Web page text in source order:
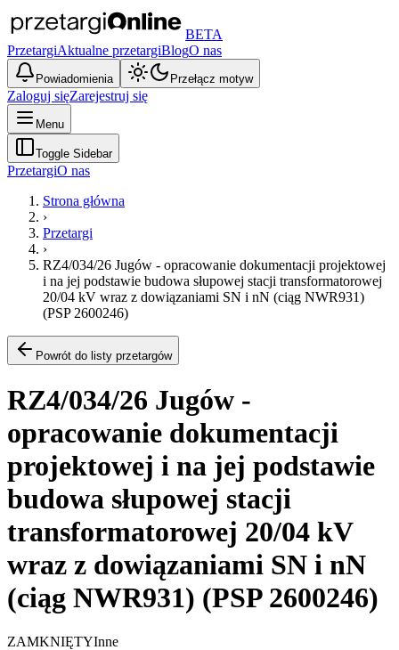
BETA
PrzetargiAktualne przetargiBlogO nas
Powiadomienia Przełącz motyw
Zaloguj sięZarejestruj się
Menu
Toggle Sidebar
PrzetargiO nas
Strona główna
›
Przetargi
›
RZ4/034/26 Jugów - opracowanie dokumentacji projektowej
i na jej podstawie budowa słupowej stacji transformatorowej
20/04 kV wraz z dowiązaniami SN i nN (ciąg NWR931)
(PSP 2600246)
Powrót do listy przetargów
RZ4/034/26 Jugów -
opracowanie dokumentacji
projektowej i na jej podstawie
budowa słupowej stacji
transformatorowej 20/04 kV
wraz z dowiązaniami SN i nN
(ciąg NWR931) (PSP 2600246)
ZAMKNIĘTYInne